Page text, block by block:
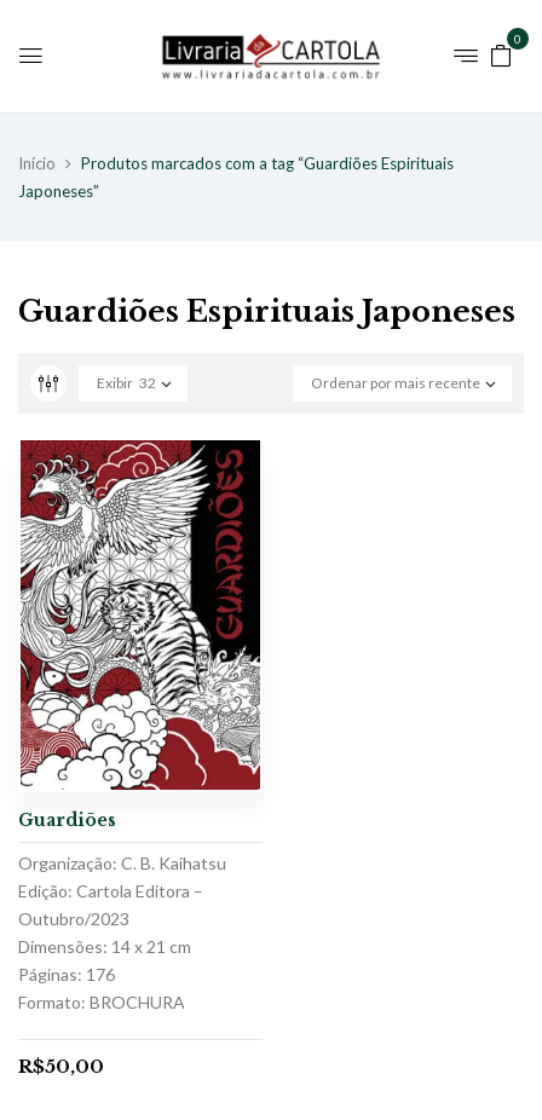
0
Início
Produtos marcados com a tag “Guardiões Espirituais
Japoneses”
Guardiões Espirituais Japoneses
Ordenar por mais recente
Exibir 32
Guardiões
Organização: C. B. Kaihatsu
Edição: Cartola Editora –
Outubro/2023
Dimensões: 14 x 21 cm
Páginas: 176
Formato: BROCHURA
R$50,00